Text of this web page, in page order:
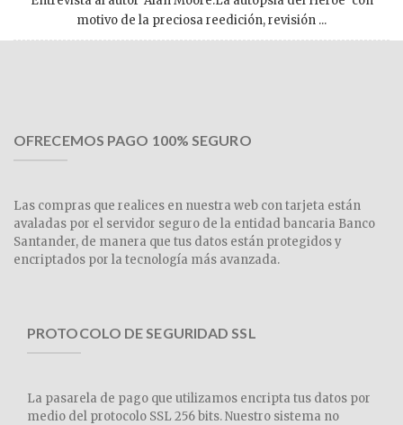
motivo de la preciosa reedición, revisión ...
OFRECEMOS PAGO 100% SEGURO
Las compras que realices en nuestra web con tarjeta están
avaladas por el servidor seguro de la entidad bancaria Banco
Santander, de manera que tus datos están protegidos y
encriptados por la tecnología más avanzada.
PROTOCOLO DE SEGURIDAD SSL
La pasarela de pago que utilizamos encripta tus datos por
medio del protocolo SSL 256 bits. Nuestro sistema no